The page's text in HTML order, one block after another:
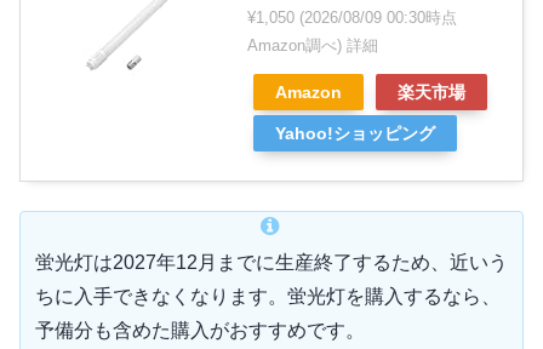
¥1,050 (2026/08/09 00:30時点
Amazon調べ) 詳細
Amazon 楽天市場
Yahoo!ショッピング
蛍光灯は2027年12月までに生産終了するため、近いう
ちに入手できなくなります。蛍光灯を購入するなら、
予備分も含めた購入がおすすめです。